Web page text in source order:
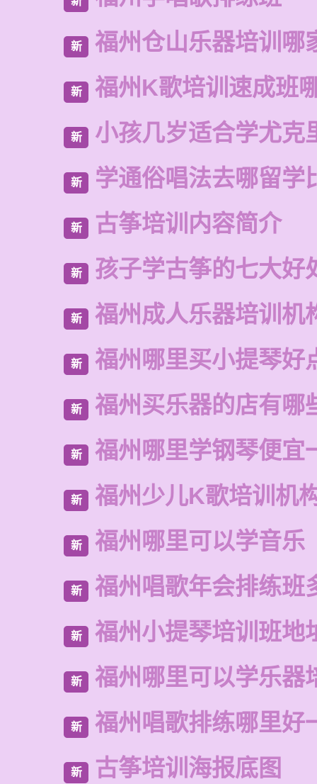
新 福州仓山乐器培训哪
新 福州K歌培训速成班
新 小孩几岁适合学尤克
新 学通俗唱法去哪留学
新 古筝培训内容简介
新 孩子学古筝的七大好
新 福州成人乐器培训机
新 福州哪里买小提琴好
新 福州买乐器的店有哪
新 福州哪里学钢琴便宜
新 福州少儿K歌培训机
新 福州哪里可以学音乐
新 福州唱歌年会排练班
新 福州小提琴培训班地
新 福州哪里可以学乐器
新 福州唱歌排练哪里好
新 古筝培训海报底图